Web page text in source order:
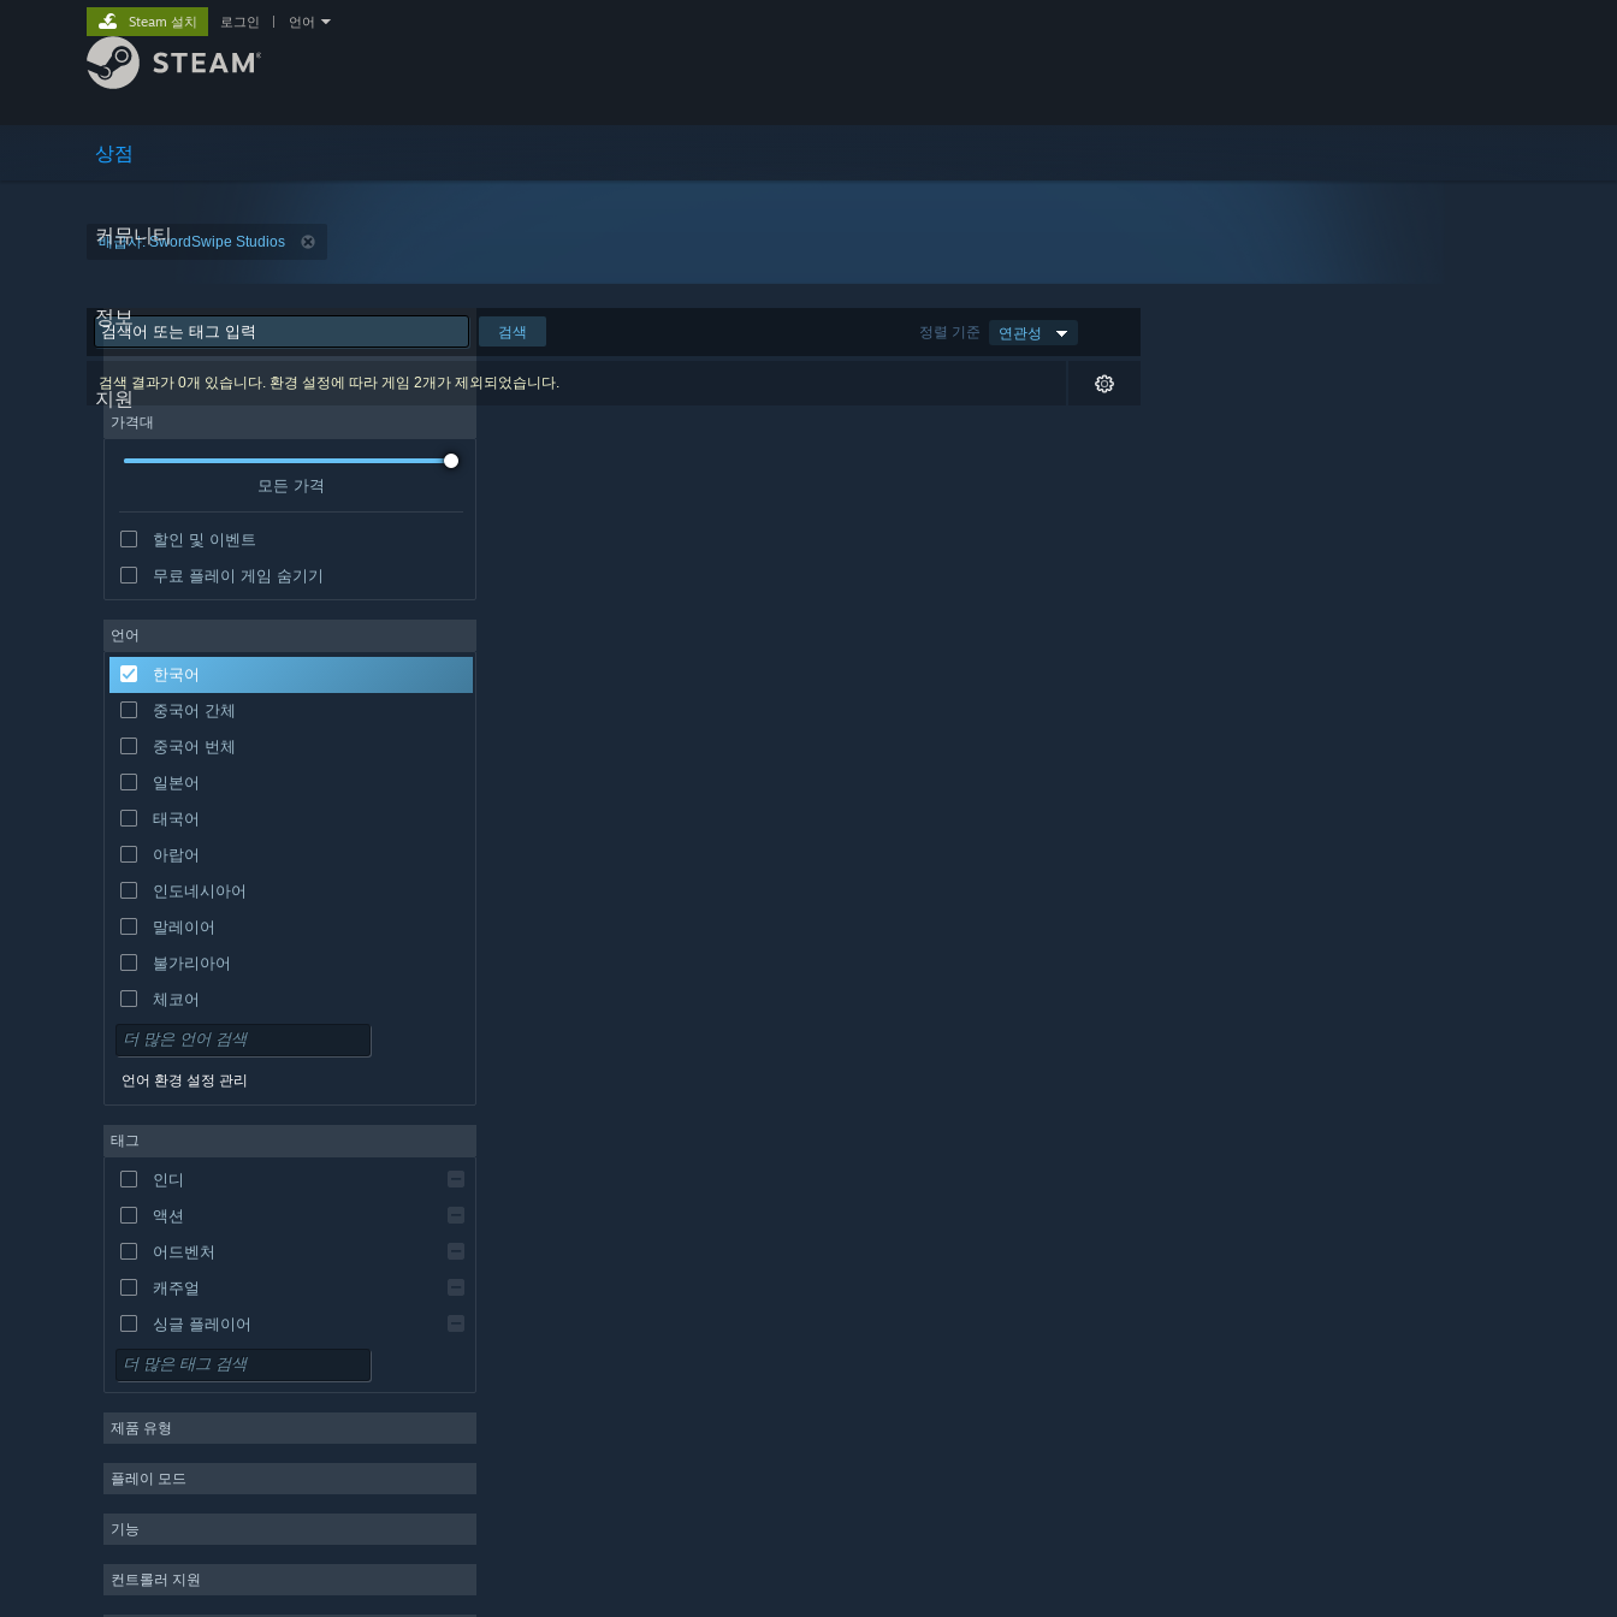
상점
커뮤니티
정보
지원
Steam 설치 로그인 언어
배급사: SwordSwipe Studios
정렬 기준 연관성
검색
검색 결과가 0개 있습니다. 환경 설정에 따라 게임 2개가 제외되었습니다.
가격대
모든 가격
할인 및 이벤트
무료 플레이 게임 숨기기
언어
한국어
중국어 간체
중국어 번체
일본어
태국어
아랍어
인도네시아어
말레이어
불가리아어
체코어
덴마크어
독일어
스페인어 - 중남미
그리스어
언어 환경 설정 관리
태그
인디
액션
어드벤처
캐주얼
싱글 플레이어
시뮬레이션
전략
무료 플레이
제품 유형
플레이 모드
기능
컨트롤러 지원